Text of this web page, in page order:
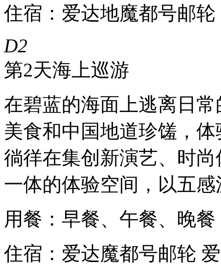
住宿：爱达地魔都号邮轮
D2
第2天海上巡游
在碧蓝的海面上逃离日
美食和中国地道珍馐，
徜徉在集创新演艺、时
一体的体验空间，以五
用餐：早餐、午餐、晚餐
住宿：爱达魔都号邮轮